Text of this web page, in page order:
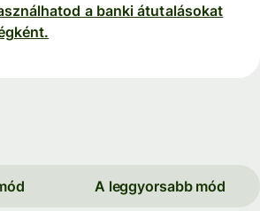
a banki átutalásokat
A leggyorsabb mód